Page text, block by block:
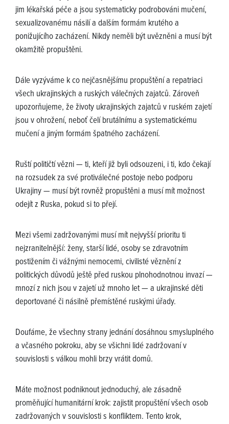
jim lékařská péče a jsou systematicky podrobováni mučení,
sexualizovanému násilí a dalším formám krutého a
ponižujícího zacházení. Nikdy neměli být uvězněni a musí být
okamžitě propuštěni.
Dále vyzýváme k co nejčasnějšímu propuštění a repatriaci
všech ukrajinských a ruských válečných zajatců. Zároveň
upozorňujeme, že životy ukrajinských zajatců v ruském zajetí
jsou v ohrožení, neboť čelí brutálnímu a systematickému
mučení a jiným formám špatného zacházení.
Ruští političtí vězni — ti, kteří již byli odsouzeni, i ti, kdo čekají
na rozsudek za své protiválečné postoje nebo podporu
Ukrajiny — musí být rovněž propuštěni a musí mít možnost
odejít z Ruska, pokud si to přejí.
Mezi všemi zadržovanými musí mít nejvyšší prioritu ti
nejzranitelnější: ženy, starší lidé, osoby se zdravotním
postižením či vážnými nemocemi, civilisté věznění z
politických důvodů ještě před ruskou plnohodnotnou invazí —
mnozí z nich jsou v zajetí už mnoho let — a ukrajinské děti
deportované či násilně přemístěné ruskými úřady.
Doufáme, že všechny strany jednání dosáhnou smysluplného
a včasného pokroku, aby se všichni lidé zadržovaní v
souvislosti s válkou mohli brzy vrátit domů.
Máte možnost podniknout jednoduchý, ale zásadně
proměňující humanitární krok: zajistit propuštění všech osob
zadržovaných v souvislosti s konfliktem. Tento krok,